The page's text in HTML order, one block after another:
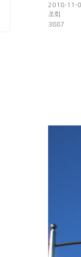
2018-11-
조회
3887